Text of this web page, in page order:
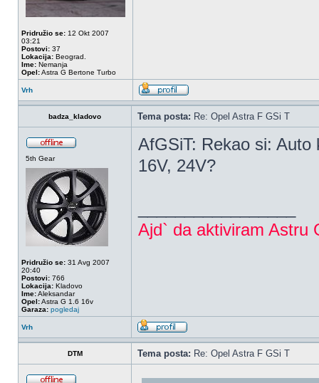
Pridružio se: 12 Okt 2007
03:21
Postovi: 37
Lokacija: Beograd.
Ime: Nemanja
Opel:Astra G Bertone Turbo
Vrh
badza_kladovo Tema posta: Re: Opel Astra F GSi T
5th Gear
Pridružio se: 31 Avg 2007
20:40
Postovi: 766
Lokacija: Kladovo
Ime:Aleksandar
Opel:Astra G 1.6 16v
Garaza: pogledaj
AfGSiT: Rekao si:
16V, 24V?
Ajd` da aktiviram Astru
Vrh
DTM Tema posta: Re: Opel Astra F GSi T